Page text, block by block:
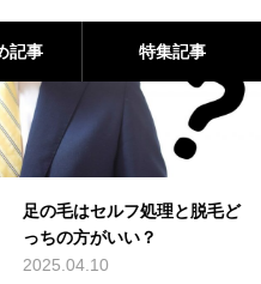
記事 特集記事
足の毛はセルフ処理と脱毛ど
っちの方がいい？
2025.04.10